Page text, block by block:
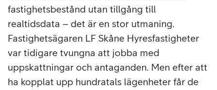
fastighetsbestånd utan tillgång till
realtidsdata – det är en stor utmaning.
Fastighetsägaren LF Skåne Hyresfastigheter
var tidigare tvungna att jobba med
uppskattningar och antaganden. Men efter att
ha kopplat upp hundratals lägenheter får de